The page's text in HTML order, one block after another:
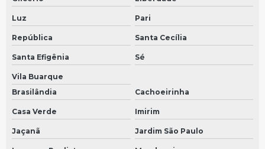
Velocimetro em São Paulo
Painel de instrumentos mercedes
Sensor do câmbio
Sensor de velocidade
Velocimetro do carro em São Bernardo do Campo
Velocimetro do carro em São Paulo
Luz Pari
República Santa Cecília
Santa Efigênia Sé
Vila Buarque
Brasilândia
Cachoeirinha
Casa Verde Imirim
Jaçanã Jardim São Paulo